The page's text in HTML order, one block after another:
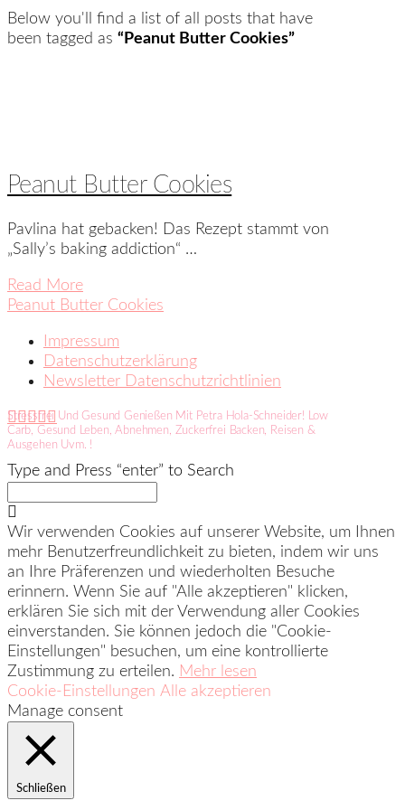
Below you'll find a list of all posts that have
been tagged as “Peanut Butter Cookies”
Peanut Butter Cookies
Pavlina hat gebacken! Das Rezept stammt von
„Sally’s baking addiction“ …
Read More
Peanut Butter Cookies
Impressum
Datenschutzerklärung
Newsletter Datenschutzrichtlinien
Stressfrei Und Gesund Genießen Mit Petra Hola-Schneider! Low
Carb, Gesund Leben, Abnehmen, Zuckerfrei Backen, Reisen &
Ausgehen Uvm. !
Type and Press “enter” to Search
Wir verwenden Cookies auf unserer Website, um Ihnen
mehr Benutzerfreundlichkeit zu bieten, indem wir uns
an Ihre Präferenzen und wiederholten Besuche
erinnern. Wenn Sie auf "Alle akzeptieren" klicken,
erklären Sie sich mit der Verwendung aller Cookies
einverstanden. Sie können jedoch die "Cookie-
Einstellungen" besuchen, um eine kontrollierte
Zustimmung zu erteilen. Mehr lesen
Cookie-Einstellungen Alle akzeptieren
Manage consent
Schließen